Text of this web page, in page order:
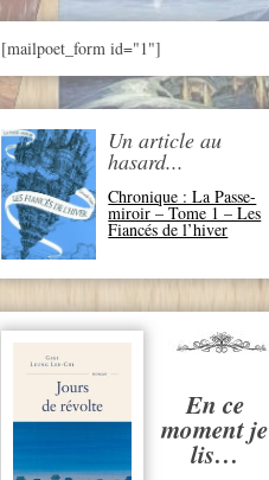
[mailpoet_form id="1"]
Un article au
hasard...
Chronique : La Passe-
miroir – Tome 1 – Les
Fiancés de l’hiver
En ce
moment je
lis…